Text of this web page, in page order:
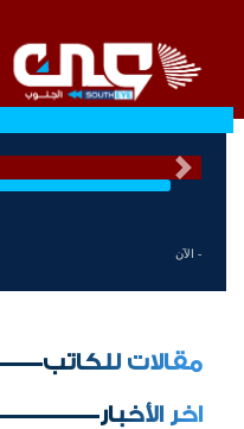
السابق
- الآن
مقالات للكاتب
اخر الأخبار